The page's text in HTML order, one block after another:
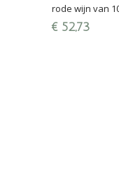
rode wijn van
Rhône van
€ 52,73